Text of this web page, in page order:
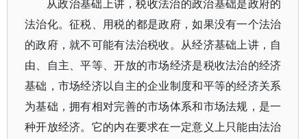
从政治基础上讲，税收法治的政治基础是政府的
法治化。征税、用税的都是政府，如果没有一个法治
的政府，就不可能有法治税收。从经济基础上讲，自
由、自主、平等、开放的市场经济是税收法治的经济
基础，市场经济以自主的企业制度和平等的经济关系
为基础，拥有相对完善的市场体系和市场法规，是一
种开放经济。它的内在要求在一定意义上只能由法治